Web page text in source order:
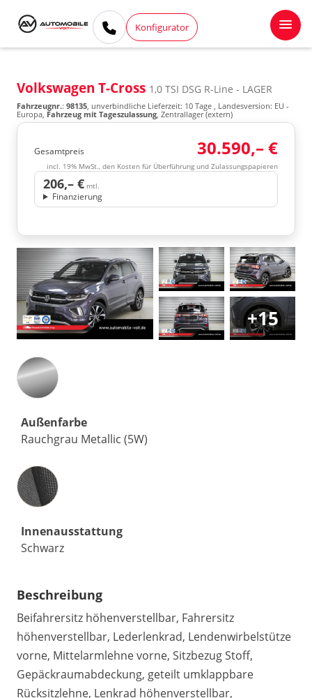
Konfigurator
Volkswagen T-Cross 1,0 TSI DSG R-Line - LAGER
Fahrzeugnr.: 98135, unverbindliche Lieferzeit: 10 Tage , Landesversion: EU -
Europa, Fahrzeug mit Tageszulassung, Zentrallager (extern)
Gesamtpreis 30.590,– €
incl. 19% MwSt., den Kosten für Überführung und Zulassungspapieren
206,– € mtl.
Finanzierung
+15
Außenfarbe
Rauchgrau Metallic (5W)
Innenausstattung
Innenausstattung
Schwarz
Beschreibung
Beifahrersitz höhenverstellbar, Fahrersitz
höhenverstellbar, Lederlenkrad, Lendenwirbelstütze
vorne, Mittelarmlehne vorne, Sitzbezug Stoff,
Gepäckraumabdeckung, geteilt umklappbare
Rücksitzlehne, Lenkrad höhenverstellbar,